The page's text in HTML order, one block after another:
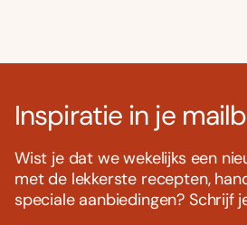
Inspiratie in je
Wist je dat we wekelijks een
met de lekkerste recepten,
speciale aanbiedingen? Schrijf